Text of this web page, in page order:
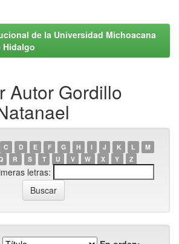
de la Universidad Michoacana
Hidalgo
Autor Gordillo
C D E F G H I J K L
M
R S T U V W X Y Z
letras: